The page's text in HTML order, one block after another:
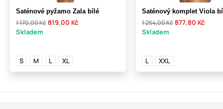
Saténové pyžamo Zala bílé
1 170,00 Kč819,00 Kč
Skladem
S M L XL
Saténový komplet Viola
1 254,00 Kč877,80 Kč
Skladem
L XXL